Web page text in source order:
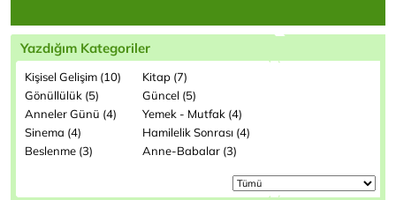
Yazdığım Kategoriler
Kişisel Gelişim (10)
Kitap (7)
Gönüllülük (5)
Güncel (5)
Anneler Günü (4)
Yemek - Mutfak (4)
Sinema (4)
Hamilelik Sonrası (4)
Beslenme (3)
Anne-Babalar (3)